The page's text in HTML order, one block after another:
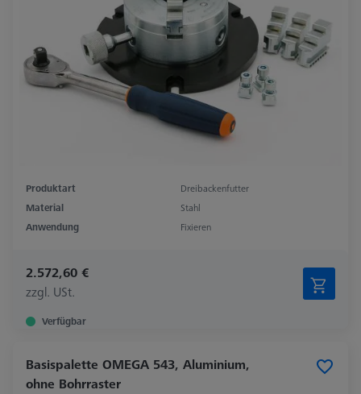
Produktart
Dreibackenfutter
Material
Stahl
Anwendung
Fixieren
2.572,60 €
zzgl. USt.
Verfügbar
Basispalette OMEGA 543, Aluminium,
ohne Bohrraster